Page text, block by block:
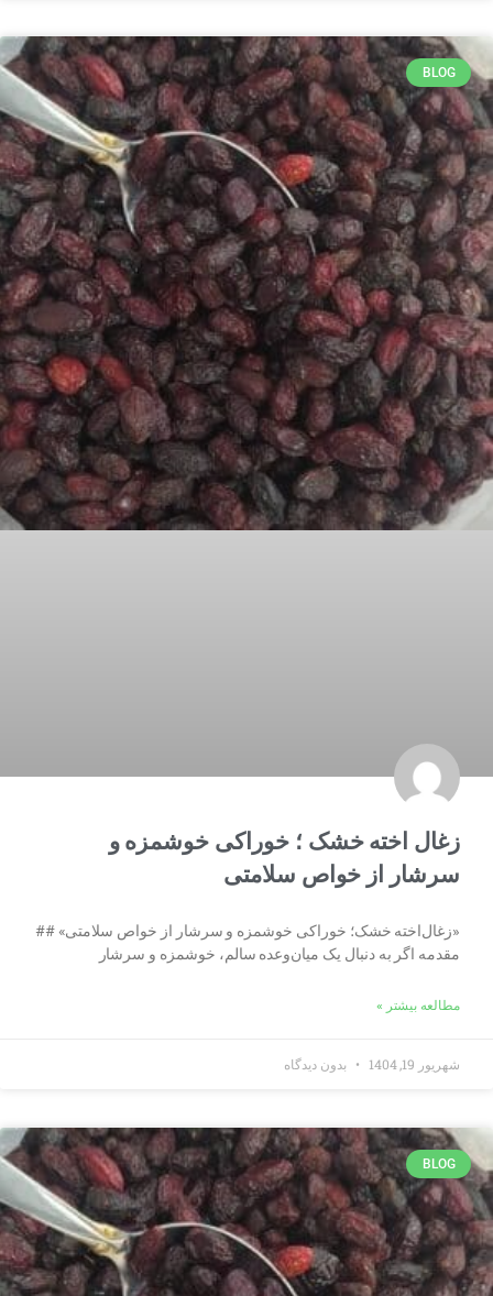
BLOG
زغال اخته خشک ؛ خوراکی خوشمزه و
سرشار از خواص سلامتی
«زغال‌اخته خشک؛ خوراکی خوشمزه و سرشار از خواص سلامتی» ##
مقدمه اگر به دنبال یک میان‌وعده سالم، خوشمزه و سرشار
مطالعه بیشتر »
شهریور 19, 1404 بدون دیدگاه
BLOG